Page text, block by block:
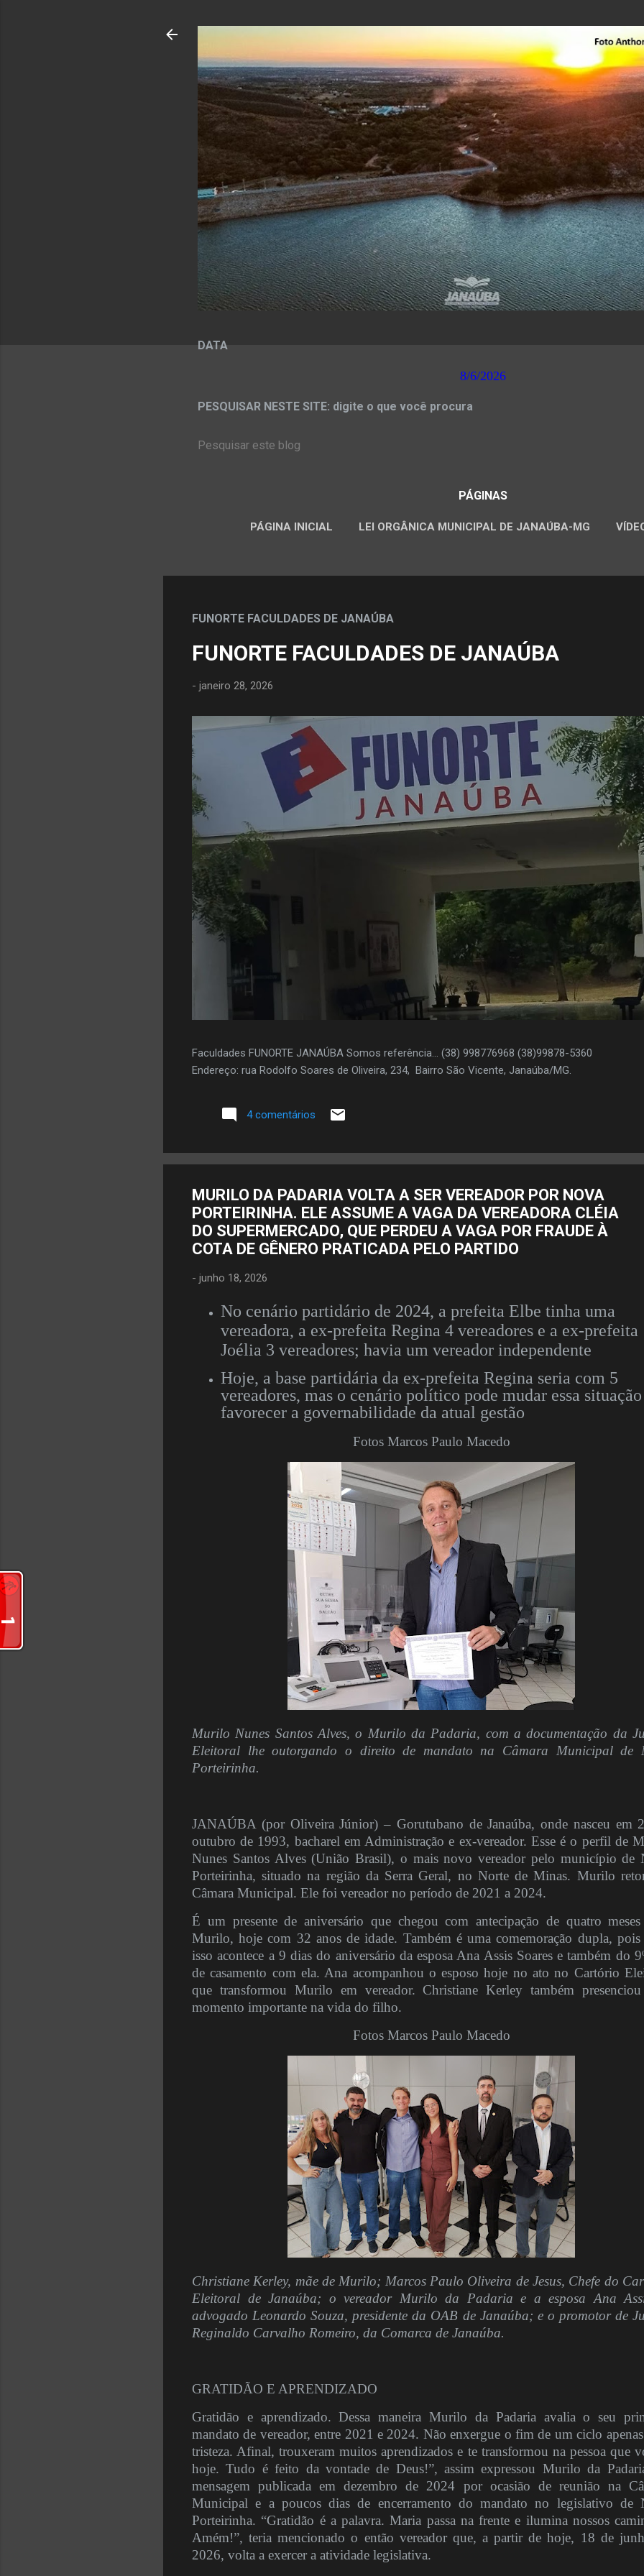
DATA
8/6/2026
PESQUISAR NESTE SITE: digite o que você procura
PÁGINAS
PÁGINA INICIAL LEI ORGÂNICA MUNICIPAL DE JANAÚBA-MG
FUNORTE FACULDADES DE JANAÚBA
FUNORTE FACULDADES DE JANAÚBA
- janeiro 28, 2026
Faculdades FUNORTE JANAÚBA Somos referência... (38) 998776968 (38)99878-5360
Endereço: rua Rodolfo Soares de Oliveira, 234, Bairro São Vicente, Janaúba/MG.
4 comentários
MURILO DA PADARIA VOLTA A SER VEREADOR POR NOVA
PORTEIRINHA. ELE ASSUME A VAGA DA VEREADORA CLÉIA
DO SUPERMERCADO, QUE PERDEU A VAGA POR FRAUDE À
COTA DE GÊNERO PRATICADA PELO PARTIDO
- junho 18, 2026
No cenário partidário de 2024, a prefeita Elbe tinha uma
vereadora, a ex-prefeita Regina 4 vereadores e a ex-prefeita
Joélia 3 vereadores; havia um vereador independente
Hoje, a base partidária da ex-prefeita Regina seria com 5
vereadores, mas o cenário político pode mudar essa
favorecer a governabilidade da atual gestão
Fotos Marcos Paulo Macedo
Murilo Nunes Santos Alves, o Murilo da Padaria, com a documentação da
Eleitoral lhe outorgando o direito de mandato na Câmara Municipal de
Porteirinha.
JANAÚBA (por Oliveira Júnior) – Gorutubano de Janaúba, onde nasceu em
outubro de 1993, bacharel em Administração e ex-vereador. Esse é o perfil de
Nunes Santos Alves (União Brasil), o mais novo vereador pelo município de
Porteirinha, situado na região da Serra Geral, no Norte de Minas. Murilo
Câmara Municipal. Ele foi vereador no período de 2021 a 2024.
É um presente de aniversário que chegou com antecipação de quatro meses
Murilo, hoje com 32 anos de idade. Também é uma comemoração dupla,
isso acontece a 9 dias do aniversário da esposa Ana Assis Soares e também do
de casamento com ela. Ana acompanhou o esposo hoje no ato no Cartório
que transformou Murilo em vereador. Christiane Kerley também presenciou
momento importante na vida do filho.
Fotos Marcos Paulo Macedo
Christiane Kerley, mãe de Murilo; Marcos Paulo Oliveira de Jesus, Chefe do
Eleitoral de Janaúba; o vereador Murilo da Padaria e a esposa Ana
advogado Leonardo Souza, presidente da OAB de Janaúba; e o promotor de
Reginaldo Carvalho Romeiro, da Comarca de Janaúba.
GRATIDÃO E APRENDIZADO
Gratidão e aprendizado. Dessa maneira Murilo da Padaria avalia o seu
mandato de vereador, entre 2021 e 2024. Não enxergue o fim de um ciclo
tristeza. Afinal, trouxeram muitos aprendizados e te transformou na pessoa que
hoje. Tudo é feito da vontade de Deus!”, assim expressou Murilo da
mensagem publicada em dezembro de 2024 por ocasião de reunião na
Municipal e a poucos dias de encerramento do mandato no legislativo de
Porteirinha. “Gratidão é a palavra. Maria passa na frente e ilumina nossos
Amém!”, teria mencionado o então vereador que, a partir de hoje, 18 de
2026, volta a exercer a atividade legislativa.